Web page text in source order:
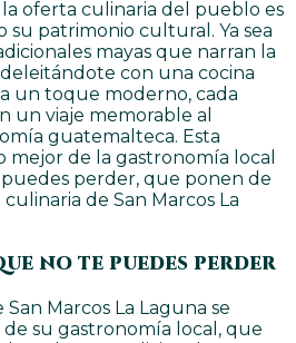
oferta culinaria del pueblo es
su patrimonio cultural. Ya sea
mayas que narran la
con una cocina
un toque moderno, cada
un viaje memorable al
guatemalteca. Esta
mejor de la gastronomía local
perder, que ponen de
de San Marcos La
no te puedes perder
Marcos La Laguna se
su gastronomía local, que